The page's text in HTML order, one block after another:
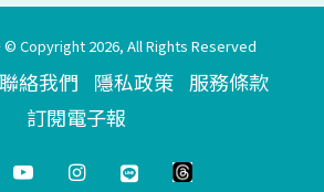
© Copyright 2026, All Rights Reserved
聯絡我們 隱私政策 服務條款
訂閱電子報